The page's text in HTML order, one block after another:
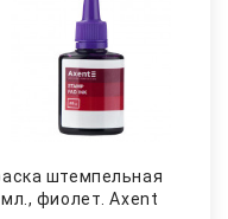
штемпельная
фиолет. Axent